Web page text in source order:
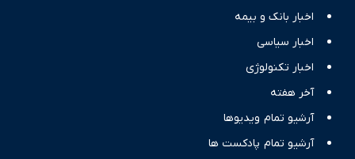
اخبار بانک و بیمه
اخبار سیاسی
اخبار تکنولوژی
آخر هفته
آرشیو تمام ویدیوها
آرشیو تمام پادکست ها